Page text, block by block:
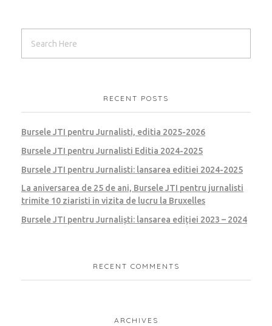
RECENT POSTS
Bursele JTI pentru Jurnalisti, editia 2025-2026
Bursele JTI pentru Jurnalisti Editia 2024-2025
Bursele JTI pentru Jurnalisti: lansarea editiei 2024-2025
La aniversarea de 25 de ani, Bursele JTI pentru jurnalisti
trimite 10 ziaristi in vizita de lucru la Bruxelles
Bursele JTI pentru Jurnaliști: lansarea ediției 2023 – 2024
RECENT COMMENTS
ARCHIVES